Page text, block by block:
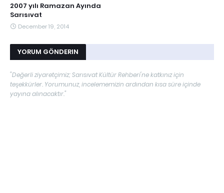
2007 yılı Ramazan Ayında
Sarısıvat
December 19, 2014
YORUM GÖNDERIN
"Değerli ziyaretçimiz; Sarısıvat Kültür Rehberi'ne katkınız için
teşekkürler. Yorumunuz, incelememizin ardından kısa süre içinde
yayına alınacaktır."